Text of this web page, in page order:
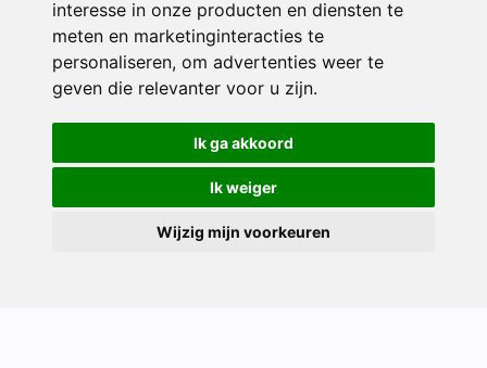
interesse in onze producten en diensten te
meten en marketinginteracties te
personaliseren, om advertenties weer te
geven die relevanter voor u zijn.
Ik ga akkoord
Ik weiger
Wijzig mijn voorkeuren
© 2026 Avonturijn | Alle rechten voorbehouden
Privacy policy|Disclaimer|Klachtenregeling|RSIN en Anbi|Cookie
voorkeuren